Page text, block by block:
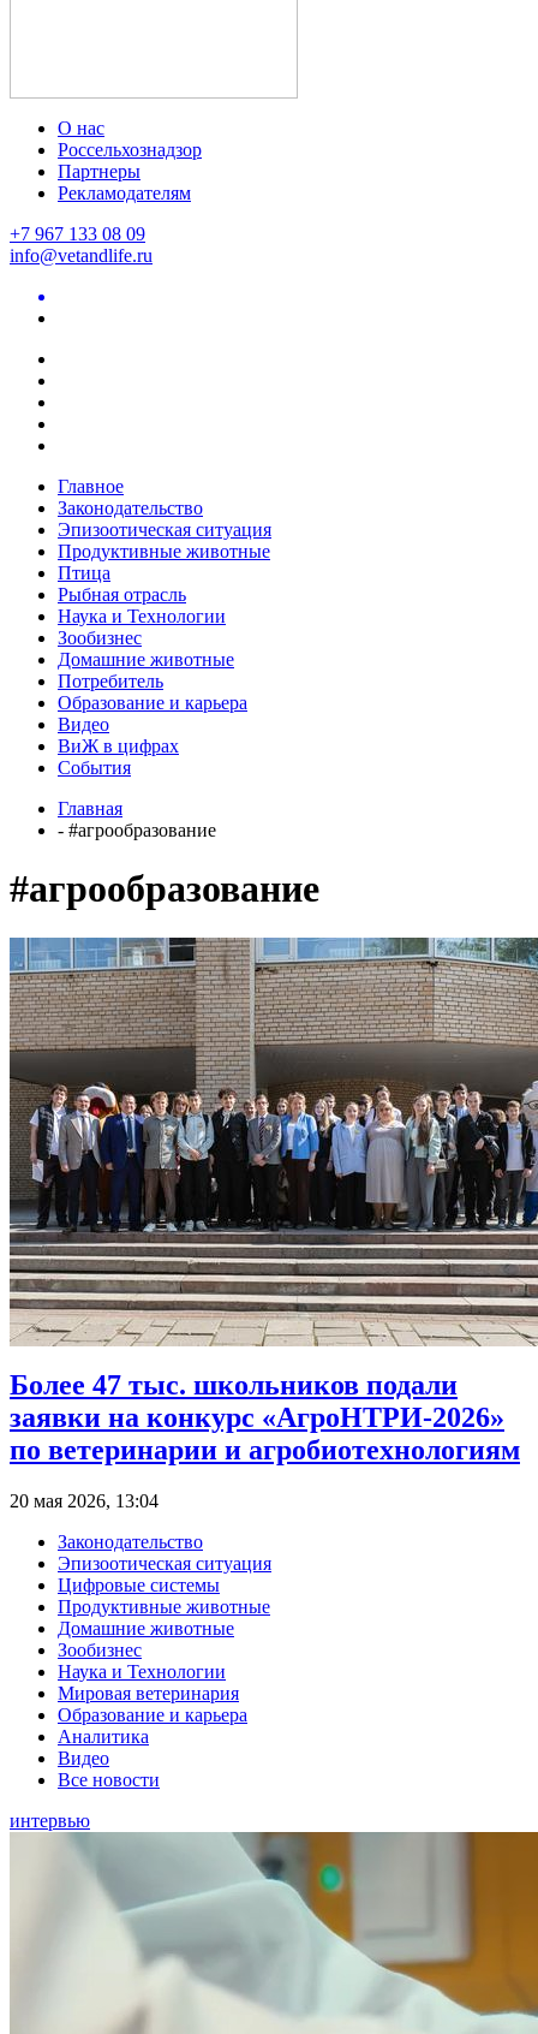
О нас
Россельхознадзор
Партнеры
Рекламодателям
+7 967 133 08 09
info@vetandlife.ru
Главное
Законодательство
Эпизоотическая ситуация
Продуктивные животные
Птица
Рыбная отрасль
Наука и Технологии
Зообизнес
Домашние животные
Потребитель
Образование и карьера
Видео
ВиЖ в цифрах
События
Главная
- #агрообразование
#агрообразование
Более 47 тыс. школьников подали
заявки на конкурс «АгроНТРИ-2026»
по ветеринарии и агробиотехнологиям
20 мая 2026, 13:04
Законодательство
Эпизоотическая ситуация
Цифровые системы
Продуктивные животные
Домашние животные
Зообизнес
Наука и Технологии
Мировая ветеринария
Образование и карьера
Аналитика
Видео
Все новости
интервью